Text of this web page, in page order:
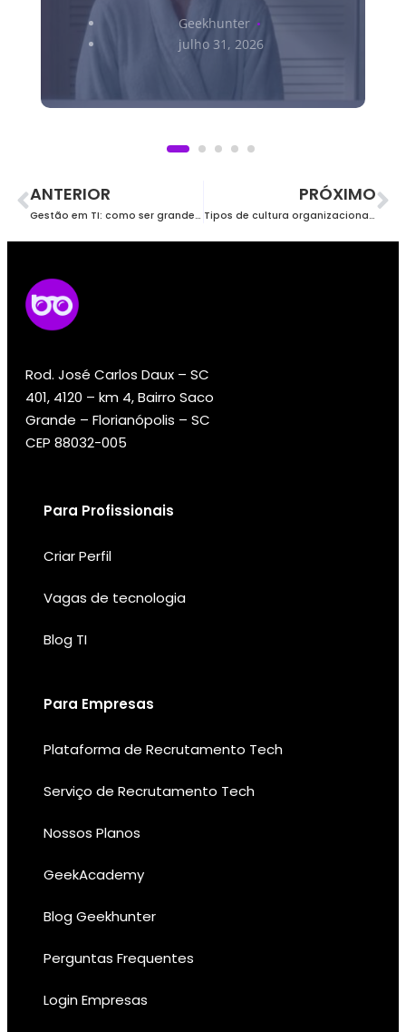
Geekhunter
julho 31, 2026
ANTERIOR
Gestão em TI: como ser grande profissional da área?
PRÓXIMO
Tipos de cultura organizacional e seu impacto no processo de recrutamento e seleção
Rod. José Carlos Daux – SC
401, 4120 – km 4, Bairro Saco
Grande – Florianópolis – SC
CEP 88032-005
Para Profissionais
Criar Perfil
Vagas de tecnologia
Blog TI
Para Empresas
Plataforma de Recrutamento Tech
Serviço de Recrutamento Tech
Nossos Planos
GeekAcademy
Blog Geekhunter
Perguntas Frequentes
Login Empresas